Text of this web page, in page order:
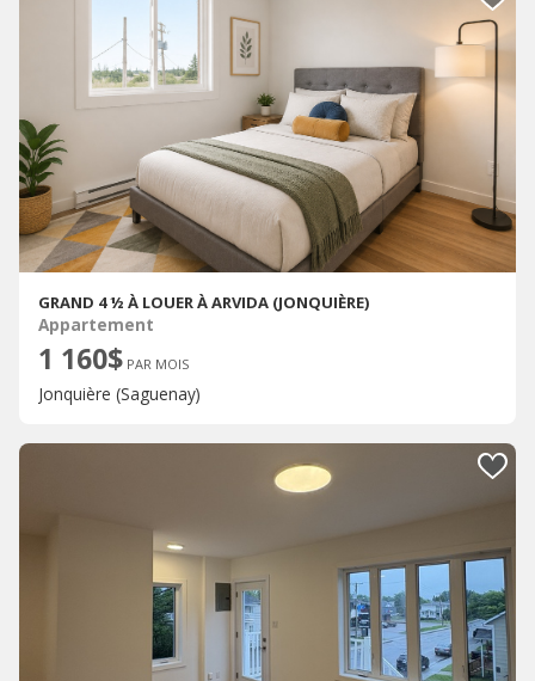
GRAND 4 ½ À LOUER À ARVIDA (JONQUIÈRE)
Appartement
1 160$ PAR MOIS
Jonquière (Saguenay)